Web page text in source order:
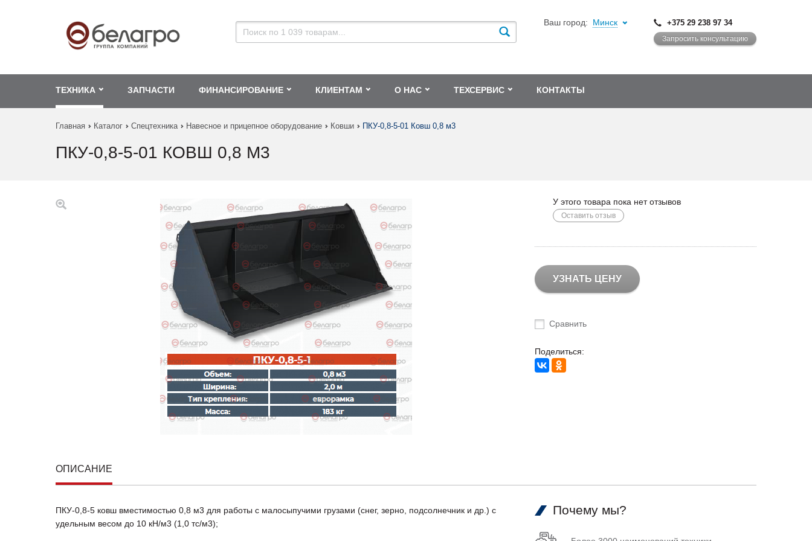
Ваш город: Минск +375 29 238 97 34
Запросить консультацию
ТЕХНИКА ЗАПЧАСТИ ФИНАНСИРОВАНИЕ КЛИЕНТАМ О НАС ТЕХСЕРВИС КОНТАКТЫ
Главная Каталог Спецтехника Навесное и прицепное оборудование Ковши ПКУ-0,8-5-01 Ковш 0,8 м3
ПКУ-0,8-5-01 КОВШ 0,8 М3
У этого товара пока нет отзывов
Оставить отзыв
УЗНАТЬ ЦЕНУ
Сравнить
Поделиться:
ОПИСАНИЕ
ПКУ-0,8-5 ковш вместимостью 0,8 м3 для работы с малосыпучими грузами (снег, зерно, подсолнечник и др.) с
удельным весом до 10 кН/м3 (1,0 тс/м3);
Почему мы?